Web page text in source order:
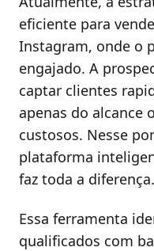
eficiente para
Instagram, onde o
engajado. A
captar clientes
apenas do alcance
custosos. Nesse
plataforma
faz toda a diferença.
Essa ferramenta
qualificados com